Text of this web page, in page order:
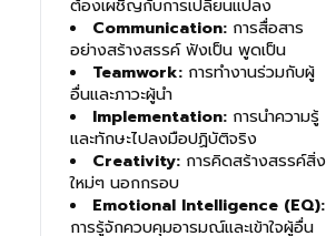
ต้องเผชิญกับการเปลี่ยนแปลง
Communication: การสื่อสาร
อย่างสร้างสรรค์ ฟังเป็น พูดเป็น
Teamwork: การทำงานร่วมกับผู้
อื่นและภาวะผู้นำ
Implementation: การนำความรู้
และทักษะไปลงมือปฏิบัติจริง
Creativity: การคิดสร้างสรรค์สิ่ง
ใหม่ๆ นอกกรอบ
Emotional Intelligence (EQ):
การรู้จักควบคุมอารมณ์และเข้าใจผู้อื่น